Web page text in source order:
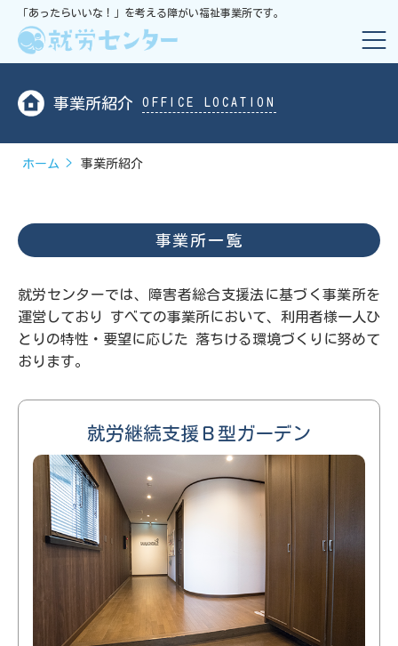
「あったらいいな！」を考える障がい福祉事業所です。
事業所紹介 OFFICE LOCATION
ホーム 事業所紹介
事業所一覧
就労センターでは、障害者総合支援法に基づく事業所を
運営しており
すべての事業所において、利用者様一人ひ
とりの特性・要望に応じた
落ちける環境づくりに努めて
おります。
就労継続支援Ｂ型ガーデン